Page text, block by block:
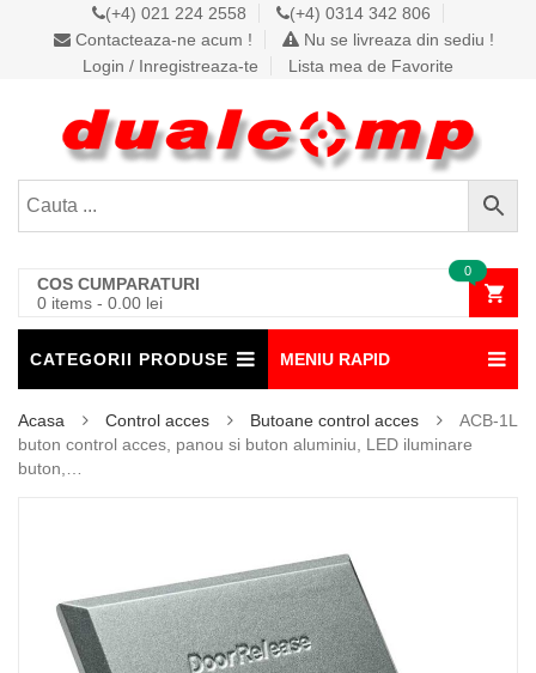
(+4) 021 224 2558
(+4) 0314 342 806
Contacteaza-ne acum !
Nu se livreaza din sediu !
Login / Inregistreaza-te
Lista mea de Favorite
COS CUMPARATURI
0 items - 0.00 lei
0
CATEGORII PRODUSE MENIU RAPID
Acasa Control acces Butoane control acces
ACB-1L
buton control acces, panou si buton aluminiu, LED iluminare
buton,…